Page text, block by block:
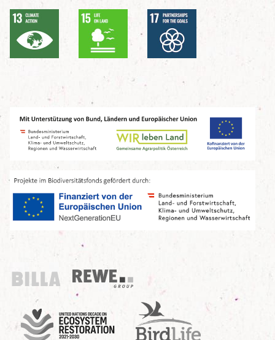
Billa
REWE Group
UN Decade
Birdlife